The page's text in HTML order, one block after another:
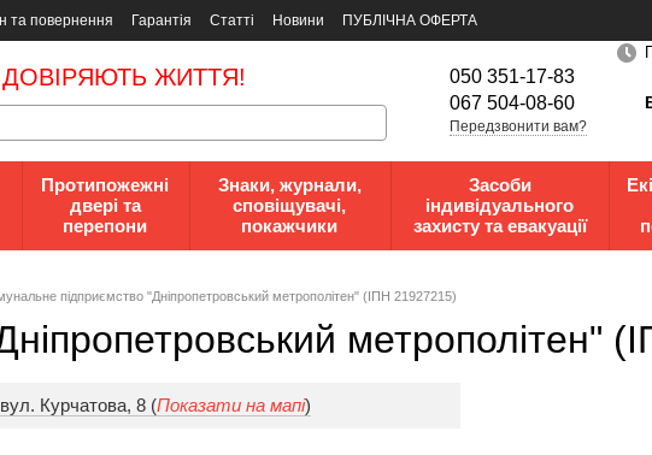
та повернення Гарантія Статті Новини
ПУБЛІЧНА ОФЕРТА
ЖИТТЯ!
050 351-17-83
067 504-08-60
Передзвонити вам?
Протипожежні
двері та
перепони
Знаки, журнали,
сповіщувачі,
покажчики
Засоби
індивідуального
захисту та евакуації
підприємство "Дніпропетровський метрополітен" (ІПН 21927215)
метрополітен"
Курчатова, 8 (Показати на мапі)